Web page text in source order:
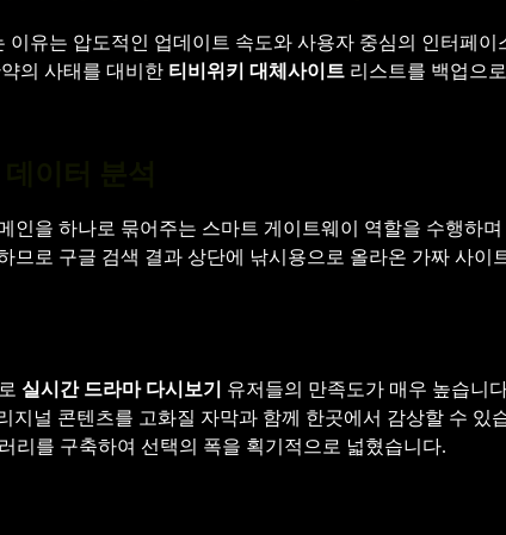
유는 압도적인 업데이트 속도와 사용자 중심의 인터페
의 사태를 대비한 티비위키 대체사이트 리스트를 백업으
인을 하나로 묶어주는 스마트 게이트웨이 역할을 수행하
로 구글 검색 결과 상단에 낚시용으로 올라온 가짜 사이
실시간 드라마 다시보기
유저들의 만족도가 매우 높습니
지널 콘텐츠를 고화질 자막과 함께 한곳에서 감상할 수 있
리를 구축하여 선택의 폭을 획기적으로 넓혔습니다.